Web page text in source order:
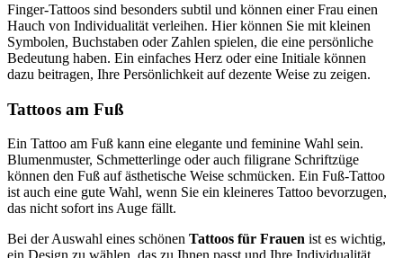
Finger-Tattoos sind besonders subtil und können einer Frau einen
Hauch von Individualität verleihen. Hier können Sie mit kleinen
Symbolen, Buchstaben oder Zahlen spielen, die eine persönliche
Bedeutung haben. Ein einfaches Herz oder eine Initiale können
dazu beitragen, Ihre Persönlichkeit auf dezente Weise zu zeigen.
Tattoos am Fuß
Ein Tattoo am Fuß kann eine elegante und feminine Wahl sein.
Blumenmuster, Schmetterlinge oder auch filigrane Schriftzüge
können den Fuß auf ästhetische Weise schmücken. Ein Fuß-Tattoo
ist auch eine gute Wahl, wenn Sie ein kleineres Tattoo bevorzugen,
das nicht sofort ins Auge fällt.
Bei der Auswahl eines schönen Tattoos für Frauen ist es wichtig,